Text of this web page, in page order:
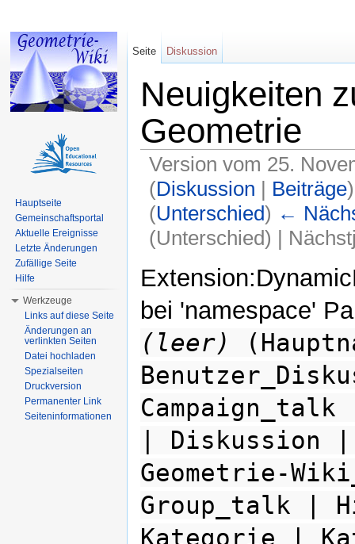
Neuigkeiten
Geometrie
Version vom 25.
(Diskussion | Beiträge)
(Unterschied) ←
(Unterschied) |
bei 'namespace'
(leer)
| Diskussion
Geometrie-
Group_talk |
Kategorie |
Seite Diskussion
Hauptseite
Gemeinschaftsportal
Aktuelle Ereignisse
Letzte Änderungen
Zufällige Seite
Hilfe
Werkzeuge
Links auf diese Seite
Änderungen an
verlinkten Seiten
Datei hochladen
Spezialseiten
Druckversion
Permanenter Link
Seiteninformationen